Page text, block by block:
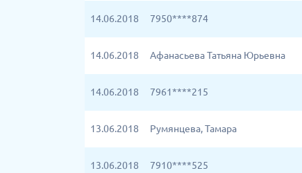
14.06.2018 7950****874
14.06.2018 Афанасьева Татьяна Юрьевна
14.06.2018 7961****215
13.06.2018 Румянцева, Тамара
13.06.2018 7910****525